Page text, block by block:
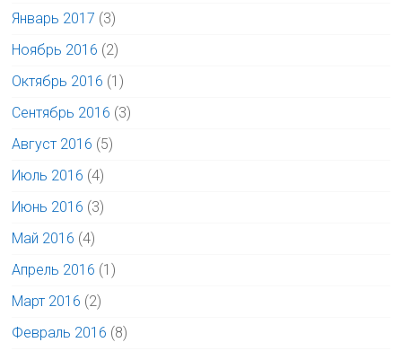
Январь 2017 (3)
Ноябрь 2016 (2)
Октябрь 2016 (1)
Сентябрь 2016 (3)
Август 2016 (5)
Июль 2016 (4)
Июнь 2016 (3)
Май 2016 (4)
Апрель 2016 (1)
Март 2016 (2)
Февраль 2016 (8)